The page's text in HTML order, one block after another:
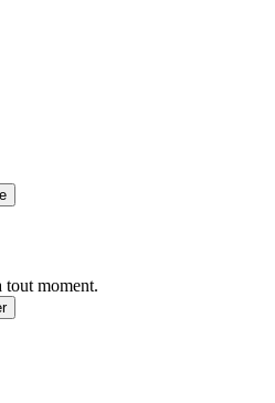
tout moment.